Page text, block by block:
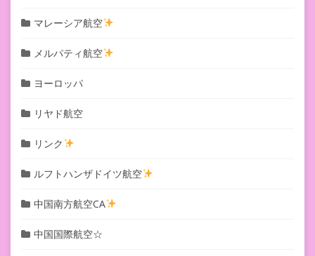
マレーシア航空
メルパティ航空
ヨーロッパ
リヤド航空
リンク
ルフトハンザドイツ航空
中国南方航空CA
中国国際航空☆